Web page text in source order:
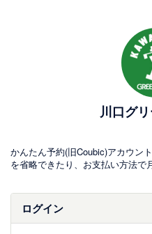
川口グ
かんたん予約(旧Coubic)アカウン
を省略できたり、お支払い方法で
ログイン